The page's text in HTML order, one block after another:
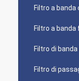
Filtro a
Filtro a
Filtro di banda
Filtro di